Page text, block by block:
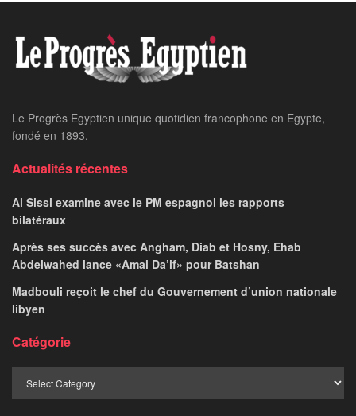
Le Progrès Egyptien unique quotidien francophone en Egypte,
fondé en 1893.
Actualités récentes
Al Sissi examine avec le PM espagnol les rapports
bilatéraux
Après ses succès avec Angham, Diab et Hosny, Ehab
Abdelwahed lance «Amal Da’if» pour Batshan
Madbouli reçoit le chef du Gouvernement d’union nationale
libyen
Catégorie